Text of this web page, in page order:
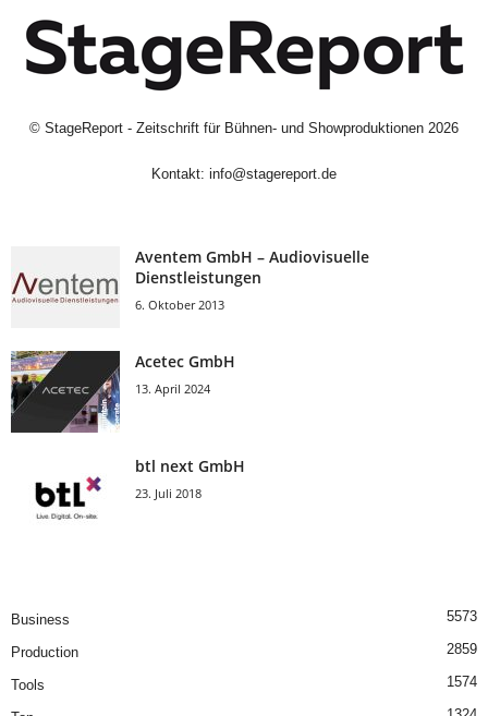
© StageReport - Zeitschrift für Bühnen- und Showproduktionen 2026
Kontakt: info@stagereport.de
Aventem GmbH – Audiovisuelle
Dienstleistungen
6. Oktober 2013
Acetec GmbH
13. April 2024
btl next GmbH
23. Juli 2018
Business 5573
Production 2859
Tools 1574